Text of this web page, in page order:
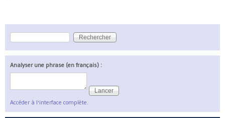
Formulaire de recherche
Rechercher
Analyser une phrase (en français) :
Accéder à l'interface complète.